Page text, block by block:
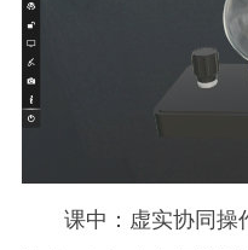
课中：虚实协同操